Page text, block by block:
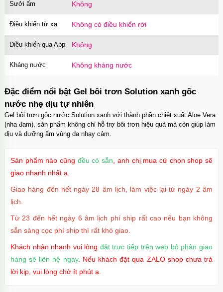
Sưởi ấm Không
Điều khiển từ xa Không có điều khiển rời
Điều khiển qua App Không
Kháng nước Không kháng nước
Đặc điểm nổi bật Gel bôi trơn Solution xanh gốc
nước nhẹ dịu tự nhiên
Gel bôi trơn gốc nước Solution xanh với thành phần chiết xuất Aloe Vera
(nha đam), sản phẩm không chỉ hỗ trợ bôi trơn hiệu quả mà còn giúp làm
dịu và dưỡng ẩm vùng da nhạy cảm.
Sản phẩm nào cũng đều có sẵn , anh chị mua cứ chọn shop sẽ
giao nhanh nhất ạ.
Giao hàng đến hết ngày 28 âm lịch, làm việc lại từ ngày 2 âm
lịch.
Từ 23 đến hết ngày 6 âm lịch phí ship rất cao nếu bạn không
sẵn sàng cọc phí ship thì rất khó giao.
Khách nhận nhanh vui lòng đặt trực tiếp trên web bộ phận giao
hàng sẽ liên hệ ngay. Nếu khách đặt qua ZALO shop chưa trả
lời kịp, vui lòng chờ ít phút ạ.